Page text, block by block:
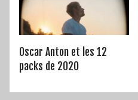
Oscar Anton et les 12
packs de 2020